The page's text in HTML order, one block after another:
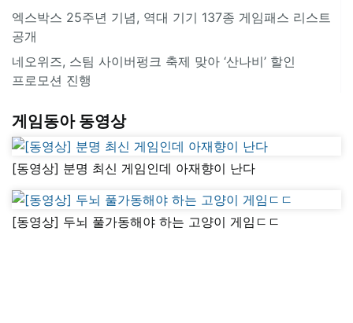
엑스박스 25주년 기념, 역대 기기 137종 게임패스 리스트
공개
네오위즈, 스팀 사이버펑크 축제 맞아 ‘산나비’ 할인
프로모션 진행
게임동아 동영상
[동영상] 분명 최신 게임인데 아재향이 난다
[동영상] 두뇌 풀가동해야 하는 고양이 게임ㄷㄷ